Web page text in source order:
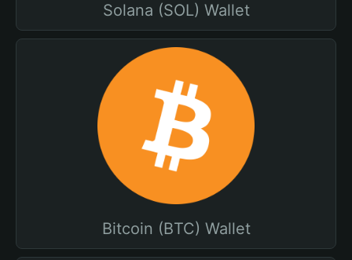
Solana (SOL) Wallet
Bitcoin (BTC) Wallet